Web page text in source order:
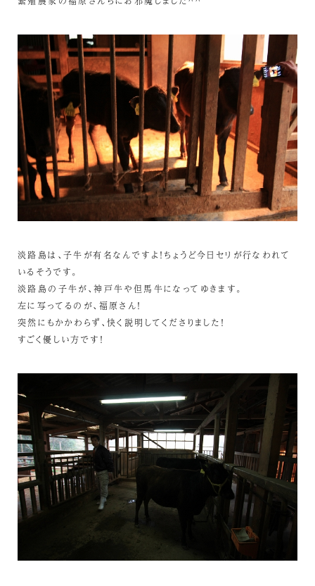
淡路島は、子牛が有名なんですよ！ちょうど今日セリが行なわれて
いるそうです。
淡路島の子牛が、神戸牛や但馬牛になってゆきます。
左に写ってるのが、福原さん！
突然にもかかわらず、快く説明してくださりました！
すごく優しい方です！